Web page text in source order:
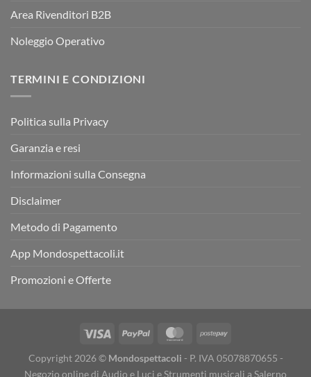
Area Rivenditori B2B
Noleggio Operativo
TERMINI E CONDIZIONI
Politica sulla Privacy
Garanzia e resi
Informazioni sulla Consegna
Disclaimer
Metodo di Pagamento
App Mondospettacoli.it
Promozioni e Offerte
Copyright 2026 © Mondospettacoli - P. IVA 05078870655 -
Negozio online di Audio e Luci e Strumenti musicali a Salerno